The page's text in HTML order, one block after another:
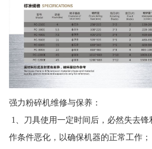
强力粉碎机维修与保养：
1、刀具使用一定时间后，必然失去
作条件恶化，以确保机器的正常工作